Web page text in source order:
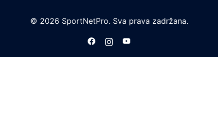
© 2026 SportNetPro. Sva prava zadržana.